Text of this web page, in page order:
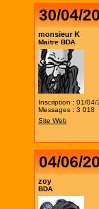
30/04/
monsieur K
Maitre BDA
Inscription : 01/04/
Messages : 3 018
Site Web
04/06/
zoy
BDA